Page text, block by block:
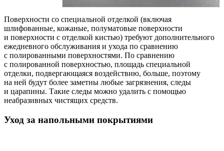
Поверхности со специальной отделкой (включая
шлифованные, кожаные, полуматовые поверхности
и поверхности с отделкой кистью) требуют дополнительного
ежедневного обслуживания и ухода по сравнению
с полированными поверхностями. По сравнению
с полированной поверхностью, площадь специальной
отделки, подвергающаяся воздействию, больше, поэтому
на ней будут более заметны любые загрязнения, следы
и царапины. Такие следы можно удалить с помощью
неабразивных чистящих средств.
Уход за напольными покрытиями